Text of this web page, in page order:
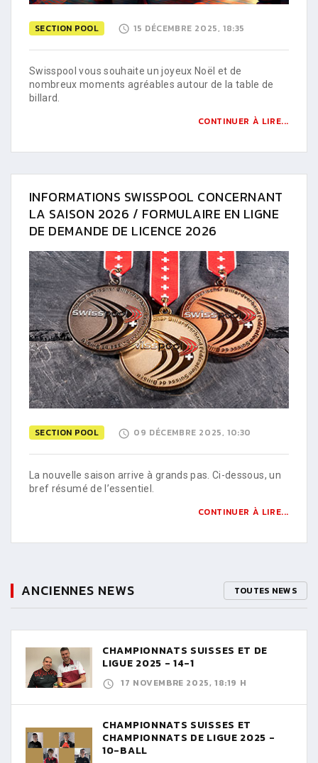
SECTION POOL 15 DÉCEMBRE 2025, 18:35
Swisspool vous souhaite un joyeux Noël et de
nombreux moments agréables autour de la table de
billard.
CONTINUER À LIRE...
INFORMATIONS SWISSPOOL CONCERNANT
LA SAISON 2026 / FORMULAIRE EN LIGNE
DE DEMANDE DE LICENCE 2026
SECTION POOL 09 DÉCEMBRE 2025, 10:30
La nouvelle saison arrive à grands pas. Ci-dessous, un
bref résumé de l’essentiel.
CONTINUER À LIRE...
ANCIENNES NEWS TOUTES NEWS
CHAMPIONNATS SUISSES ET DE
LIGUE 2025 - 14-1
17 NOVEMBRE 2025, 18:19 H
CHAMPIONNATS SUISSES ET
CHAMPIONNATS DE LIGUE 2025 -
10-BALL